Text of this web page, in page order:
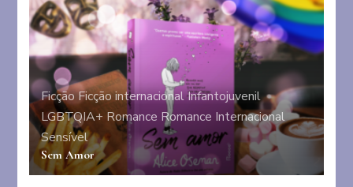
FicçãoFicção internacionalInfantojuvenil
LGBTQIA+ Romance Romance Internacional
Sensível
Sem Amor